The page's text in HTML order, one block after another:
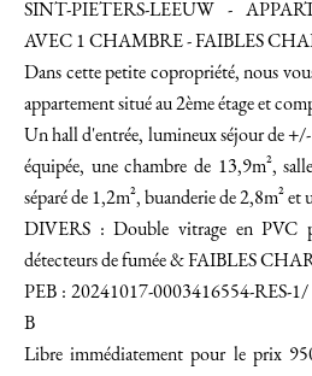
SINT-PIETERS-LEEUW -
AVEC 1 CHAMBRE - FAIBLES
Dans cette petite copropriété, nous
appartement situé au 2ème étage et
Un hall d'entrée, lumineux séjour de +/-
équipée, une chambre de 13,9m²,
séparé de 1,2m², buanderie de 2,8m² et
DIVERS : Double vitrage en PVC
détecteurs de fumée & FAIBLES
PEB : 20241017-0003416554-RES-
B
Libre immédiatement pour le prix